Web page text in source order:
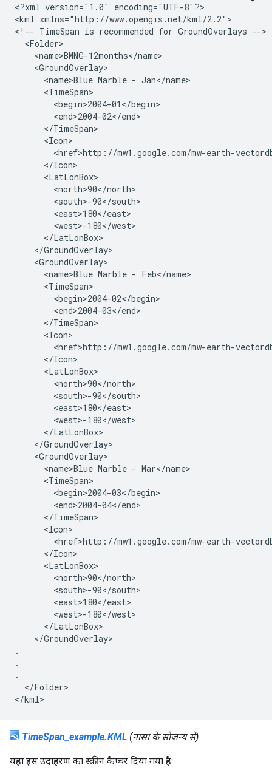
<?xml version="1.0" encoding="UTF-8"?>
<kml xmlns="http://www.opengis.net/kml/2.2">
<!-- TimeSpan is recommended for GroundOverlays -->
  <Folder>
    <name>BMNG-12months</name>
    <GroundOverlay>
      <name>Blue Marble - Jan</name>
      <TimeSpan>
        <begin>2004-01</begin>
        <end>2004-02</end>
      </TimeSpan>
      <Icon>
<href>http://mw1.google.com/mw-earth-
      </Icon>
      <LatLonBox>
        <north>90</north>
        <south>-90</south>
        <east>180</east>
        <west>-180</west>
      </LatLonBox>
    </GroundOverlay>
    <GroundOverlay>
      <name>Blue Marble - Feb</name>
      <TimeSpan>
        <begin>2004-02</begin>
        <end>2004-03</end>
      </TimeSpan>
      <Icon>
<href>http://mw1.google.com/mw-earth-
      </Icon>
      <LatLonBox>
        <north>90</north>
        <south>-90</south>
        <east>180</east>
        <west>-180</west>
      </LatLonBox>
    </GroundOverlay>
    <GroundOverlay>
      <name>Blue Marble - Mar</name>
      <TimeSpan>
        <begin>2004-03</begin>
        <end>2004-04</end>
      </TimeSpan>
      <Icon>
<href>http://mw1.google.com/mw-earth-
      </Icon>
      <LatLonBox>
        <north>90</north>
        <south>-90</south>
        <east>180</east>
        <west>-180</west>
      </LatLonBox>
    </GroundOverlay>
.
.
.
  </Folder>
</kml>
TimeSpan_example.KML (नासा के सौजन्य से)
यहां इस उदाहरण का स्क्रीन कैप्चर दिया गया है: